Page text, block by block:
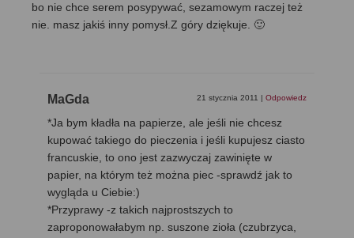
bo nie chce serem posypywać, sezamowym raczej też
nie. masz jakiś inny pomysł.Z góry dziękuje. 🙂
MaGda 21 stycznia 2011 | Odpowiedz
*Ja bym kładła na papierze, ale jeśli nie chcesz
kupować takiego do pieczenia i jeśli kupujesz ciasto
francuskie, to ono jest zazwyczaj zawinięte w
papier, na którym też można piec -sprawdź jak to
wygląda u Ciebie:)
*Przyprawy -z takich najprostszych to
zaproponowałabym np. suszone zioła (czubrzyca,